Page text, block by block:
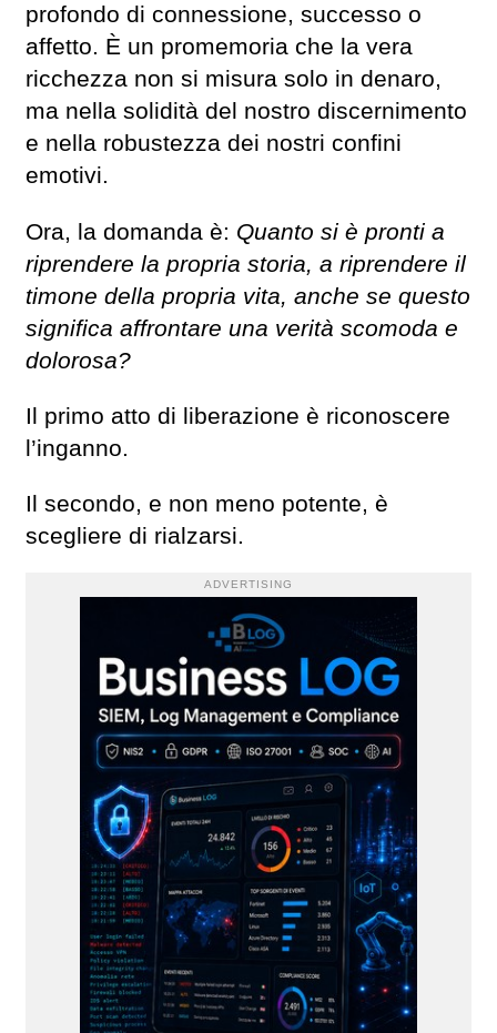
profondo di connessione, successo o
affetto. È un promemoria che la vera
ricchezza non si misura solo in denaro,
ma nella solidità del nostro discernimento
e nella robustezza dei nostri confini
emotivi.
Ora, la domanda è: Quanto si è pronti a
riprendere la propria storia, a riprendere il
timone della propria vita, anche se questo
significa affrontare una verità scomoda e
dolorosa?
Il primo atto di liberazione è riconoscere
l’inganno.
Il secondo, e non meno potente, è
scegliere di rialzarsi.
ADVERTISING